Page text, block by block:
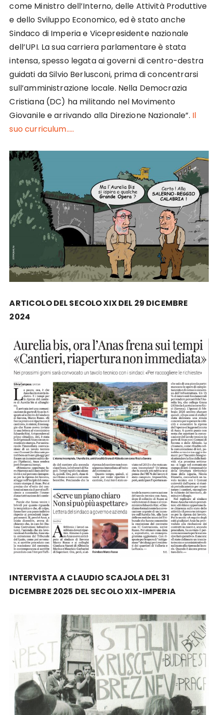
come Ministro dell’Interno, delle Attività Produttive
e dello Sviluppo Economico, ed è stato anche
Sindaco di Imperia e Vicepresidente nazionale
dell’UPI. La sua carriera parlamentare è stata
intensa, spesso legata ai governi di centro-destra
guidati da Silvio Berlusconi, prima di concentrarsi
sull’amministrazione locale. Nella Democrazia
Cristiana (DC) ha militando nel Movimento
Giovanile e arrivando alla Direzione Nazionale”. Il
suo curriculum…..
ARTICOLO DEL SECOLO XIX DEL 29 DICEMBRE
2024
INTERVISTA A CLAUDIO SCAJOLA DEL 31
DICEMBRE 2025 DEL SECOLO XIX-IMPERIA